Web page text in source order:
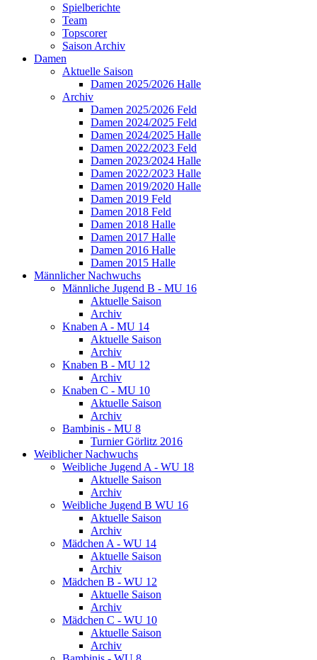
Spielberichte
Team
Topscorer
Saison Archiv
Damen
Aktuelle Saison
Damen 2025/2026 Halle
Archiv
Damen 2025/2026 Feld
Damen 2024/2025 Feld
Damen 2024/2025 Halle
Damen 2022/2023 Feld
Damen 2023/2024 Halle
Damen 2022/2023 Halle
Damen 2019/2020 Halle
Damen 2019 Feld
Damen 2018 Feld
Damen 2018 Halle
Damen 2017 Halle
Damen 2016 Halle
Damen 2015 Halle
Männlicher Nachwuchs
Männliche Jugend B - MU 16
Aktuelle Saison
Archiv
Knaben A - MU 14
Aktuelle Saison
Archiv
Knaben B - MU 12
Archiv
Knaben C - MU 10
Aktuelle Saison
Archiv
Bambinis - MU 8
Turnier Görlitz 2016
Weiblicher Nachwuchs
Weibliche Jugend A - WU 18
Aktuelle Saison
Archiv
Weibliche Jugend B WU 16
Aktuelle Saison
Archiv
Mädchen A - WU 14
Aktuelle Saison
Archiv
Mädchen B - WU 12
Aktuelle Saison
Archiv
Mädchen C - WU 10
Aktuelle Saison
Archiv